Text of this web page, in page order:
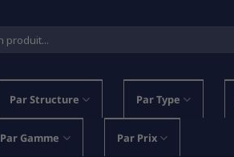
Par Structure Par Type
Par Gamme Par Prix